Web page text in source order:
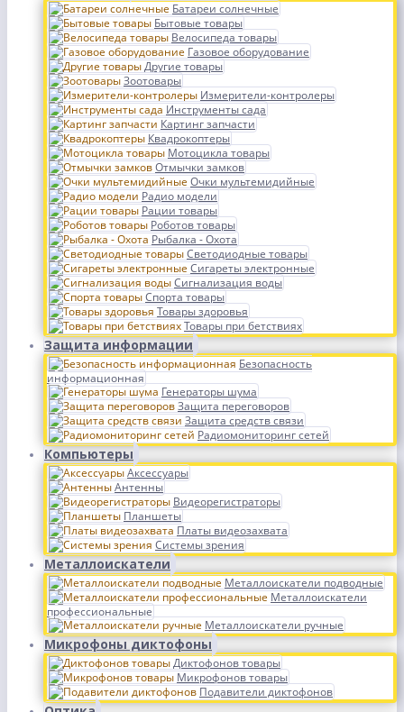
Батареи солнечные
Бытовые товары
Велосипеда товары
Газовое оборудование
Другие товары
Зоотовары
Измерители-контролеры
Инструменты сада
Картинг запчасти
Квадрокоптеры
Мотоцикла товары
Отмычки замков
Очки мультемидийные
Радио модели
Рации товары
Роботов товары
Рыбалка - Охота
Светодиодные товары
Сигареты электронные
Сигнализация воды
Спорта товары
Товары здоровья
Товары при бетствиях
Защита информации
Безопасность
информационная
Генераторы шума
Защита переговоров
Защита средств связи
Радиомониторинг сетей
Компьютеры
Аксессуары
Антенны
Видеорегистраторы
Планшеты
Платы видеозахвата
Системы зрения
Металлоискатели
Металлоискатели подводные
Металлоискатели
профессиональные
Металлоискатели ручные
Микрофоны диктофоны
Диктофонов товары
Микрофонов товары
Подавители диктофонов